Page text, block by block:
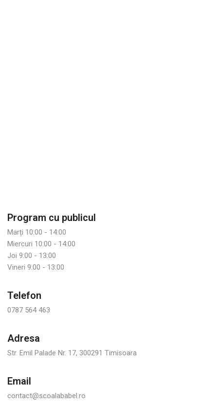
Program cu publicul
Marți 10:00 - 14:00
Miercuri 10:00 - 14:00
Joi 9:00 - 13:00
Vineri 9:00 - 13:00
Telefon
0787 564 463
Adresa
Str. Emil Palade Nr. 17, 300291 Timisoara
Email
contact@scoalababel.ro